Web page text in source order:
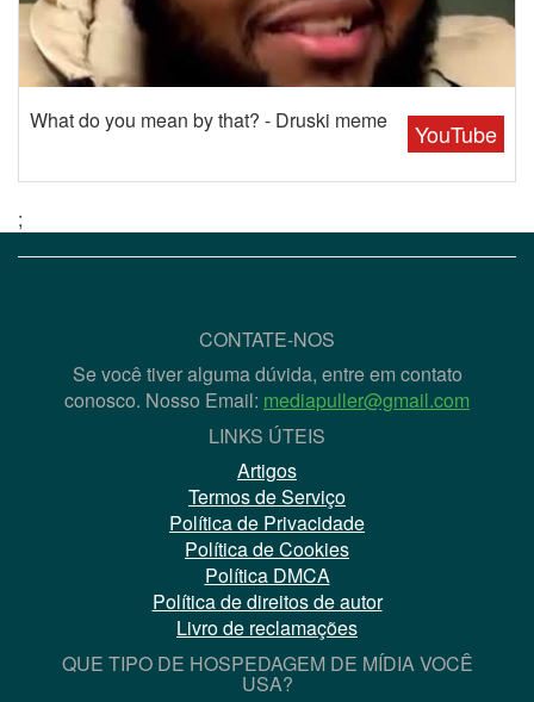
YouTube
What do you mean by that? - Druski meme
;
CONTATE-NOS
Se você tiver alguma dúvida, entre em contato
conosco. Nosso Email: mediapuller@gmail.com
LINKS ÚTEIS
Artigos
Termos de Serviço
Política de Privacidade
Política de Cookies
Política DMCA
Política de direitos de autor
Livro de reclamações
QUE TIPO DE HOSPEDAGEM DE MÍDIA VOCÊ
USA?